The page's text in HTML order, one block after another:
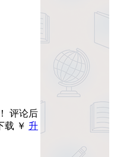
评论后
载 ￥ 升